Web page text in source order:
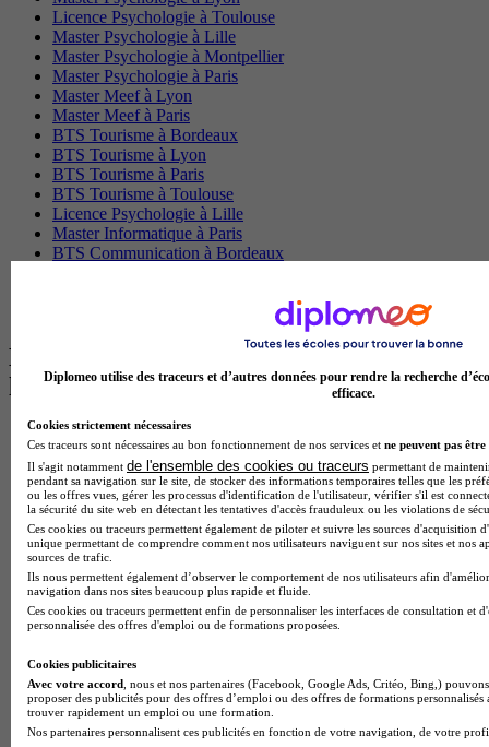
Licence Psychologie à Toulouse
Master Psychologie à Lille
Master Psychologie à Montpellier
Master Psychologie à Paris
Master Meef à Lyon
Master Meef à Paris
BTS Tourisme à Bordeaux
BTS Tourisme à Lyon
BTS Tourisme à Paris
BTS Tourisme à Toulouse
Licence Psychologie à Lille
Master Informatique à Paris
BTS Communication à Bordeaux
Les intitulés de diplôme par alternance
les plus recherchés
BTS Esf en alternance
BTS Dietetique en alternance
BTS Mco en alternance
BTS Pi en alternance
BTS Sp3s en alternance
Master CCA en alternance
BTS Ndrc en alternance
BTS Sam en alternance
Cap Fleuriste en alternance
BTS Sio en alternance
MSc Marketing Digital en alternance
Cap Electricien en alternance
BTS Gpn en alternance
BTS Domotique en alternance
BAC Pro Agora en alternance
Diplomeo utilise des traceurs et d’autres données pour rendre la recherche
efficace.
Cookies strictement nécessaires
Ces traceurs sont nécessaires au bon fonctionnement de nos services et ne peuvent pas être
Il s'agit notamment de l'ensemble des cookies ou traceurs permettant de
pendant sa navigation sur le site, de stocker des informations temporaires telles que les
ou les offres vues, gérer les processus d'identification de l'utilisateur, vérifier s'il est
la sécurité du site web en détectant les tentatives d'accès frauduleux ou les violations de
Ces cookies ou traceurs permettent également de piloter et suivre les sources d'acquisition
unique permettant de comprendre comment nos utilisateurs naviguent sur nos sites et nos
sources de trafic.
Ils nous permettent également d’observer le comportement de nos utilisateurs afin
navigation dans nos sites beaucoup plus rapide et fluide.
Ces cookies ou traceurs permettent enfin de personnaliser les interfaces de consultation et
personnalisée des offres d'emploi ou de formations proposées.
Cookies publicitaires
Avec votre accord , nous et nos partenaires (Facebook, Google Ads, Critéo, Bing,)
proposer des publicités pour des offres d’emploi ou des offres de formations
trouver rapidement un emploi ou une formation.
Nos partenaires personnalisent ces publicités en fonction de votre navigation, de votre